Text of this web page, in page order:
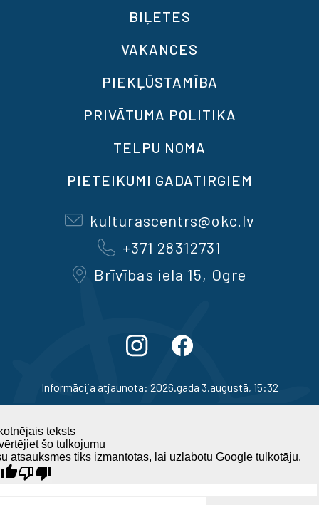
BIĻETES
VAKANCES
PIEKĻŪSTAMĪBA
PRIVĀTUMA POLITIKA
TELPU NOMA
PIETEIKUMI GADATIRGIEM
kulturascentrs@okc.lv
+371 28312731
Brīvības iela 15, Ogre
Informācija atjaunota: 2026.gada 3.augustā, 15:32
teksts
šo tulkojumu
atsauksmes tiks izmantotas, lai uzlabotu Google tulkotāju.